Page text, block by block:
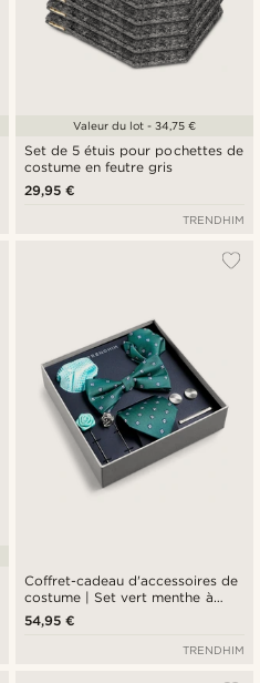
Set de 5 étuis pour pochettes de
costume en feutre gris
29,95 €
Valeur du lot - 34,75 €
TRENDHIM
Coffret-cadeau d'accessoires de
costume | Set vert menthe à
motifs de diamant.
54,95 €
TRENDHIM